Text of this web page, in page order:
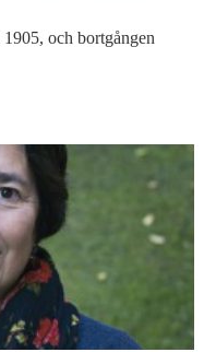
1905, och bortgången